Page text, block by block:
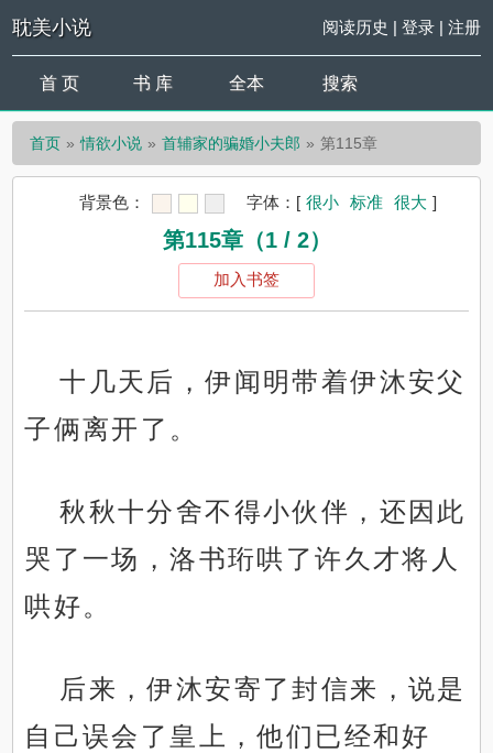
耽美小说 阅读历史 | 登录| 注册
首 页 书 库 全本 搜索
首页 情欲小说 首辅家的骗婚小夫郎 第115章
背景色： 字体： [ 很小 标准 很大 ]
第115章（1 / 2）
加入书签
十几天后，伊闻明带着伊沐安父
子俩离开了。
秋秋十分舍不得小伙伴，还因此
哭了一场，洛书珩哄了许久才将人
哄好。
后来，伊沐安寄了封信来，说是
自己误会了皇上，他们已经和好